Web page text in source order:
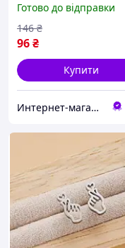
кпоп (AN)32331
Готово до відправки
96₴
146 ₴
Купити
Интернет-магазин "Korni"